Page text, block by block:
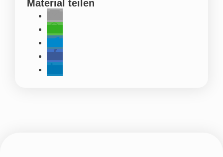
Material teilen